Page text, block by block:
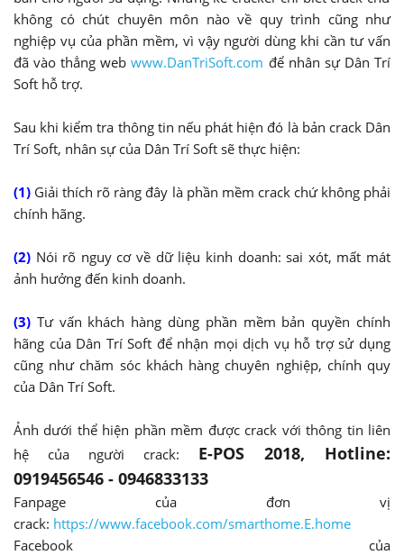
không có chút chuyên môn nào về quy trình cũng như
nghiệp vụ của phần mềm, vì vậy người dùng khi cần tư vấn
đã vào thẳng webwww.DanTriSoft.com để nhân sự Dân Trí
Soft hỗ trợ.
Sau khi kiểm tra thông tin nếu phát hiện đó là bản crack Dân
Trí Soft, nhân sự của Dân Trí Soft sẽ thực hiện:
(1) Giải thích rõ ràng đây là phần mềm crack chứ không phải
chính hãng.
(2) Nói rõ nguy cơ về dữ liệu kinh doanh: sai xót, mất mát
ảnh hưởng đến kinh doanh.
(3) Tư vấn khách hàng dùng phần mềm bản quyền chính
hãng của Dân Trí Soft để nhận mọi dịch vụ hỗ trợ sử dụng
cũng như chăm sóc khách hàng chuyên nghiệp, chính quy
của Dân Trí Soft.
Ảnh dưới thể hiện phần mềm được crack với thông tin liên
hệ của người crack: E-POS 2018, Hotline:
0919456546 - 0946833133
Fanpage của đơn vị
crack: https://www.facebook.com/smarthome.E.home
Facebook của